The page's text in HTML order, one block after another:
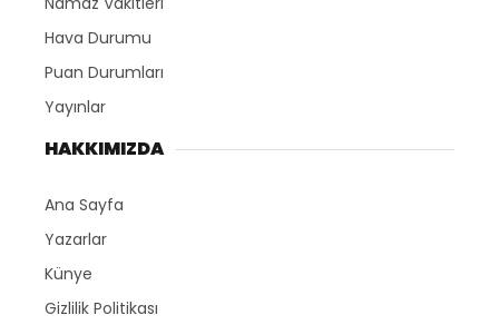
Hava Durumu
Puan Durumları
Yayınlar
HAKKIMIZDA
Ana Sayfa
Yazarlar
Künye
Gizlilik Politikası